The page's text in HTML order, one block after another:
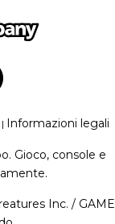
| Informazioni legali
Gioco, console e
Inc. / GAME